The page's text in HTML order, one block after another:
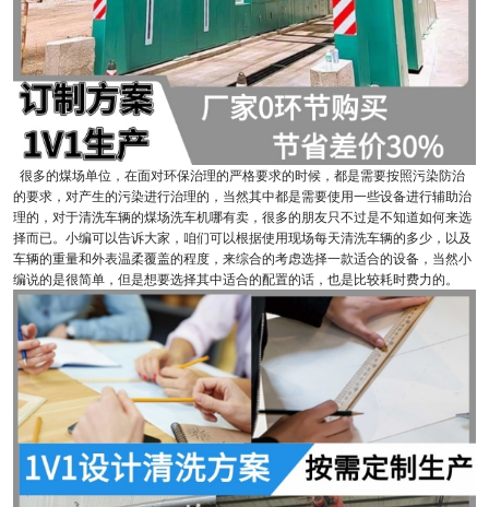
很多的煤场单位，在面对环保治理的严格要求的时候，都是需要按照污染防治
的要求，对产生的污染进行治理的，当然其中都是需要使用一些设备进行辅助治
理的，对于清洗车辆的煤场洗车机哪有卖，很多的朋友只不过是不知道如何来选
择而已。小编可以告诉大家，咱们可以根据使用现场每天清洗车辆的多少，以及
车辆的重量和外表温柔覆盖的程度，来综合的考虑选择一款适合的设备，当然小
编说的是很简单，但是想要选择其中适合的配置的话，也是比较耗时费力的。